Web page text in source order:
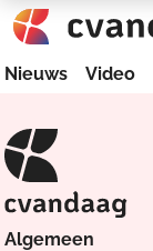
Nieuws Video
Algemeen